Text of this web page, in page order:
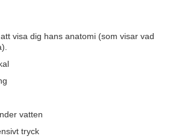
visa dig hans anatomi (som visar vad
vatten
tryck